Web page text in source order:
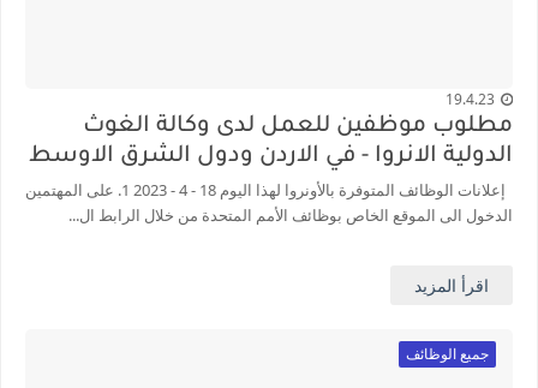
19.4.23
مطلوب موظفين للعمل لدى وكالة الغوث
الدولية الانروا - في الاردن ودول الشرق الاوسط
إعلانات الوظائف المتوفرة بالأونروا لهذا اليوم 18 - 4 - 2023 1. على المهتمين
الدخول الى الموقع الخاص بوظائف الأمم المتحدة من خلال الرابط ال...
اقرأ المزيد
جميع الوظائف